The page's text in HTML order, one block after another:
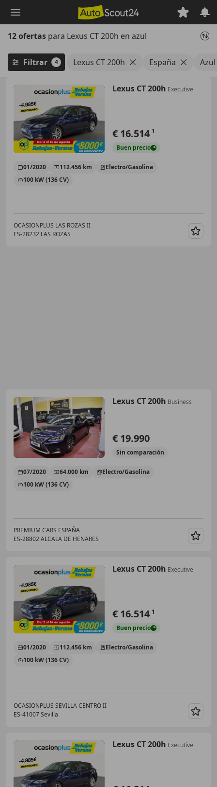
principal
12 ofertas para Lexus CT 200h en azul
Filtrar 4 Lexus CT 200h España Azul
Lexus CT 200h Executive
€ 16.514 1
Buen precio
01/2020 112.456 km
Electro/Gasolina
100 kW (136 CV)
OCASIONPLUS LAS ROZAS II
ES-28232 LAS ROZAS
Lexus CT 200h Business
€ 19.990
Sin comparación
07/2020 64.000 km
Electro/Gasolina
100 kW (136 CV)
PREMIUM CARS ESPAÑA
ES-28802 ALCALA DE HENARES
Lexus CT 200h Executive
€ 16.514 1
Buen precio
01/2020 112.456 km
Electro/Gasolina
100 kW (136 CV)
OCASIONPLUS SEVILLA CENTRO II
ES-41007 Sevilla
Lexus CT 200h Executive